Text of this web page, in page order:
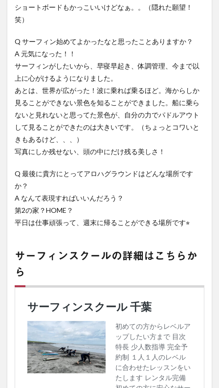
ショートボードもかっこいいけどなぁ。。（隠れた願望！
笑）
Q サーフィン始めてよかったなと思ったことありますか？
A 元気になった！！
サーフィンがしたいから、早寝早起き、体調管理、今まで以
上に心がけるようになりました。
あとは、世界が広がった！波に乗れば乗るほど。海からしか
見ることができない景色を知ることができました。船に乗ら
ないと見れないと思ってた景色が、自分の力でパドルアウト
して見ることができたのは大きいです。（ちょっとコワいと
きもあるけど、、、）
写真にしか残せない、頭の中にだけ残る美しさ！
Q 最後に貴方にとってアロハグラウンドはどんな場所です
か？
A なんて表現すればいいんだろう？
第2の家？HOME？
平日は仕事頑張って、週末に帰ることができる場所です⭐︎
サーフィンスクールの詳細はこちらか
ら